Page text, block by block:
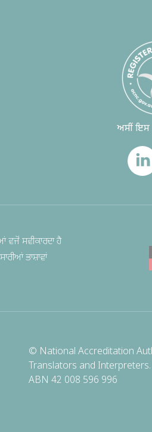
ਅਸੀਂ ਇਸ
ਸਵੀਕਾਰਦਾ ਹੈ
ਭਾਸ਼ਾਵਾਂ
© National Accreditation
Translators and
ABN 42 008 596 996